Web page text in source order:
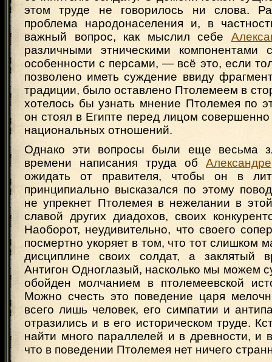
этом труде не говорилось ни слова.
проблема народонаселения и, в
важный вопрос, как мыслил себе
различными этническими компонентами
особенности с персами, — всё это, если
позволено иметь суждение ввиду
традиции, было оставлено Птолемеем в
хотелось бы узнать мнение Птолемея по
он стоял в Египте перед лицом
национальных отношений.
Однако эти вопросы были еще весьма
времени написания труда об Александре
ожидать от правителя, чтобы он в
принципиально высказался по этому
не упрекнет Птолемея в нежелании в
славой других диадохов, своих
Наоборот, неудивительно, что своего
посмертно укоряет в том, что тот слишком
дисциплине своих солдат, а заклятый
Антигон Одноглазый, насколько мы можем
обойден молчанием в птолемеевской
Можно счесть это поведение царя
всего лишь человек, его симпатии и
отразились и в его историческом труде.
найти много параллелей и в древности, и
что в поведении Птолемея нет ничего